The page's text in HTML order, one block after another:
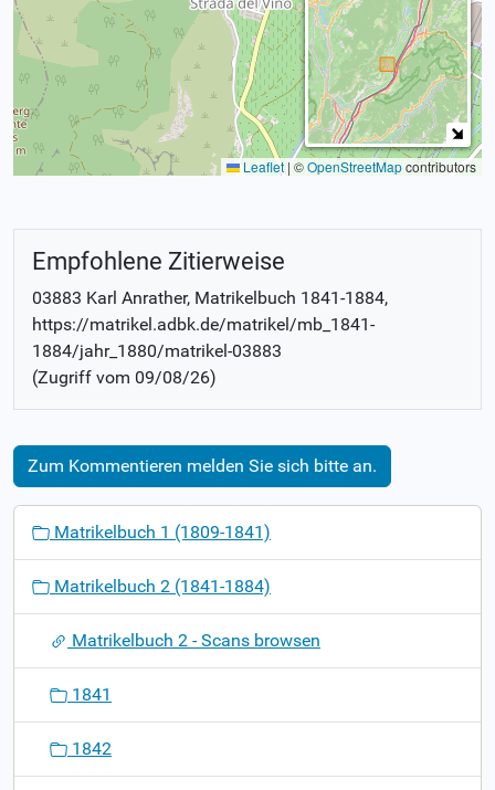
Leaflet |©OpenStreetMapcontributors
Empfohlene Zitierweise
03883 Karl Anrather, Matrikelbuch 1841-1884,
https://matrikel.adbk.de/matrikel/mb_1841-
1884/jahr_1880/matrikel-03883
(Zugriff vom 09/08/26)
Zum Kommentieren melden Sie sich bitte an.
o
Matrikelbuch 1 (1809-1841)
Matrikelbuch 2 (1841-1884)
Matrikelbuch 2 - Scans browsen
1841
1842